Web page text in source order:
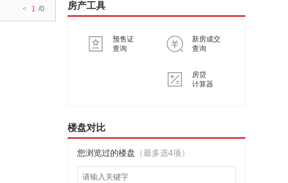
< 1 /0 房产工具
预售证
查询
新房成交
查询
房贷
计算器
楼盘对比
您浏览过的楼盘 （最多选4项）